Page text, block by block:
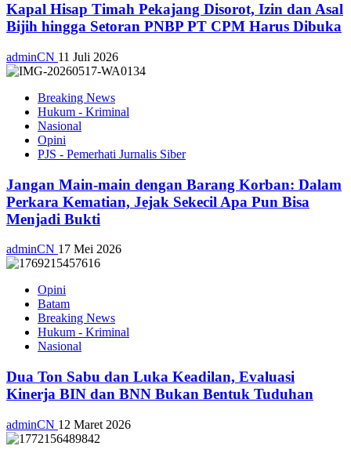
Kapal Hisap Timah Pekajang Disorot, Izin dan Asal
Bijih hingga Setoran PNBP PT CPM Harus Dibuka
adminCN 11 Juli 2026
Breaking News
Hukum - Kriminal
Nasional
Opini
PJS - Pemerhati Jurnalis Siber
Jangan Main-main dengan Barang Korban: Dalam
Perkara Kematian, Jejak Sekecil Apa Pun Bisa
Menjadi Bukti
adminCN 17 Mei 2026
Opini
Batam
Breaking News
Hukum - Kriminal
Nasional
Dua Ton Sabu dan Luka Keadilan, Evaluasi
Kinerja BIN dan BNN Bukan Bentuk Tuduhan
adminCN 12 Maret 2026